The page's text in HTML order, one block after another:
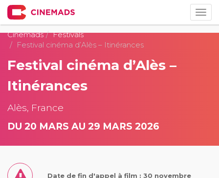
Cinemads
Festivals
Festival cinéma d’Alès – Itinérances
Festival cinéma d’Alès –
Itinérances
Alès, France
DU 20 MARS AU 29 MARS 2026
Date de fin d'appel à film : 30 novembre